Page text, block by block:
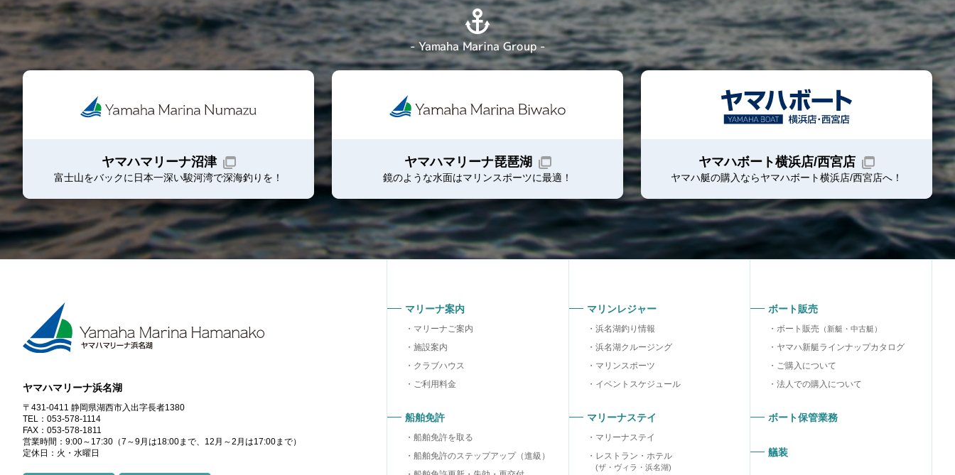
- Yamaha Marina Group -
ヤマハマリーナ沼津
富士山をバックに日本一深い駿河湾で深海釣りを！
ヤマハマリーナ琵琶湖
鏡のような水面はマリンスポーツに最適！
ヤマハボート横浜店/西宮店
ヤマハ艇の購入ならヤマハボート横浜店/西宮店へ！
マリーナ案内
マリーナご案内
施設案内
クラブハウス
ご利用料金
船舶免許
船舶免許を取る
船舶免許のステップアップ（進級）
マリンレジャー
浜名湖釣り情報
浜名湖クルージング
マリンスポーツ
イベントスケジュール
マリーナステイ
マリーナステイ
レストラン・ホテル
(ザ・ヴィラ・浜名湖)
ボート販売
ボート販売 （新艇・中古艇）
ヤマハ新艇ラインナップカタログ
ご購入について
法人での購入について
ボート保管業務
艤装
ヤマハマリーナ浜名湖
〒431-0411 静岡県湖西市入出字長者1380
TEL：053-578-1114
FAX：053-578-1811
営業時間：9:00～17:30 （7～9月は18:00まで、12月～2月は17:00まで）
定休日：火・水曜日